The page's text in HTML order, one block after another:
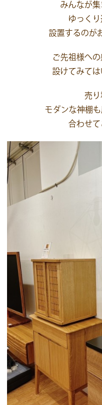
みんなが集
ゆっく
設置するのが
ご先祖様へ
設けてみては
売
モダンな神棚も
合わせて